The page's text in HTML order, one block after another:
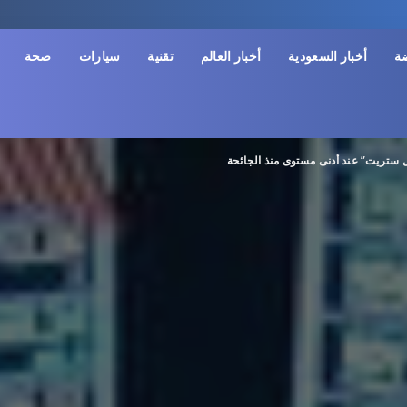
أخبار السعودية أخبار العالم تقنية سيارات صحة
عند أدنى مستوى منذ الجائحة